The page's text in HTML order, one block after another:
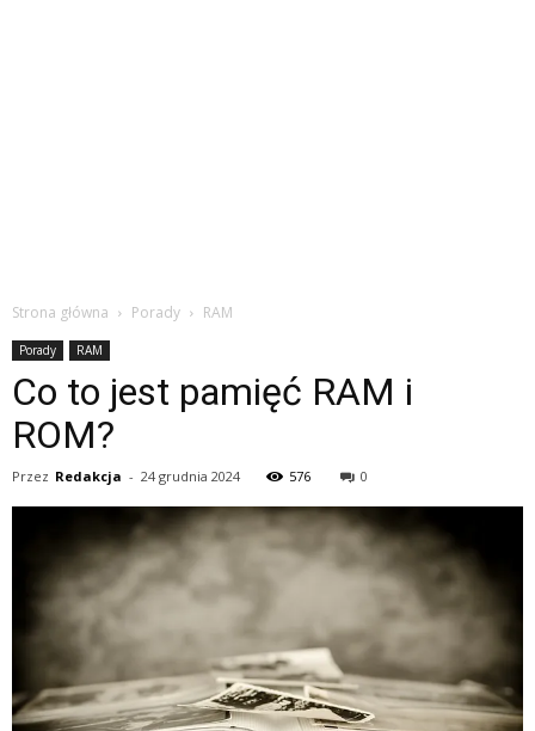
Strona główna Porady RAM
Porady RAM
Co to jest pamięć RAM i
ROM?
Przez Redakcja - 24 grudnia 2024 576 0